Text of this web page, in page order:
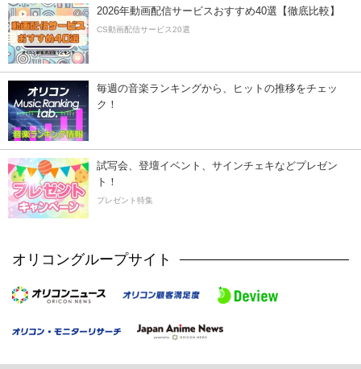
2026年動画配信サービスおすすめ40選【徹底比較】
CS動画配信サービス20選
毎週の音楽ランキングから、ヒットの推移をチェッ
ク！
試写会、登壇イベント、サインチェキなどプレゼン
ト！
プレゼント特集
オリコングループサイト